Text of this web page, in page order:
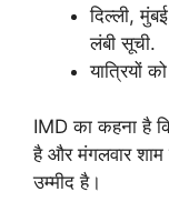
दिल्ली,
लंबी सूची.
यात्रियों
IMD का कहना है
है और मंगलवार
उम्मीद है।